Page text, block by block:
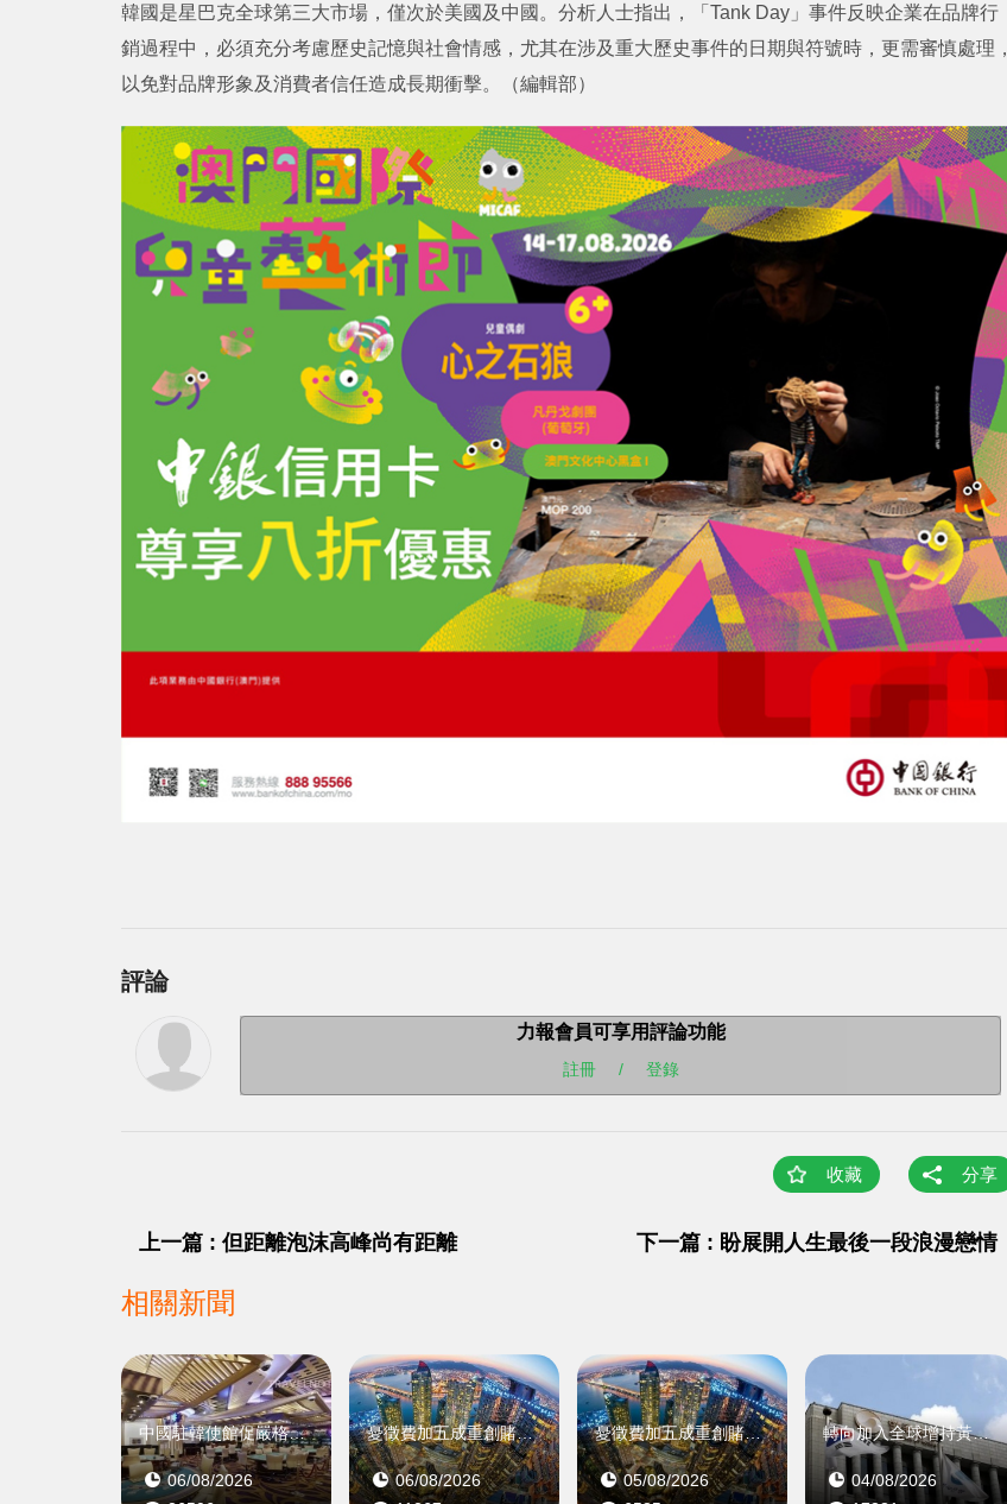
韓國是星巴克全球第三大市場，僅次於美國及中國。分析人士指出，「Tank Day」事件反映企業在品牌行
銷過程中，必須充分考慮歷史記憶與社會情感，尤其在涉及重大歷史事件的日期與符號時，更需審慎處理，
以免對品牌形象及消費者信任造成長期衝擊。（編輯部）
評論
力報會員可享用評論功能
註冊 / 登錄
收藏 分享
上一篇 : 但距離泡沫高峰尚有距離 下一篇 : 盼展開人生最後一段浪漫戀情
相關新聞
中國駐韓使館促嚴格規範
06/08/2026
憂徵費加五成重創賭場盈利
06/08/2026
憂徵費加五成重創賭場盈利
05/08/2026
轉向加入全球增持黃金潮
04/08/2026